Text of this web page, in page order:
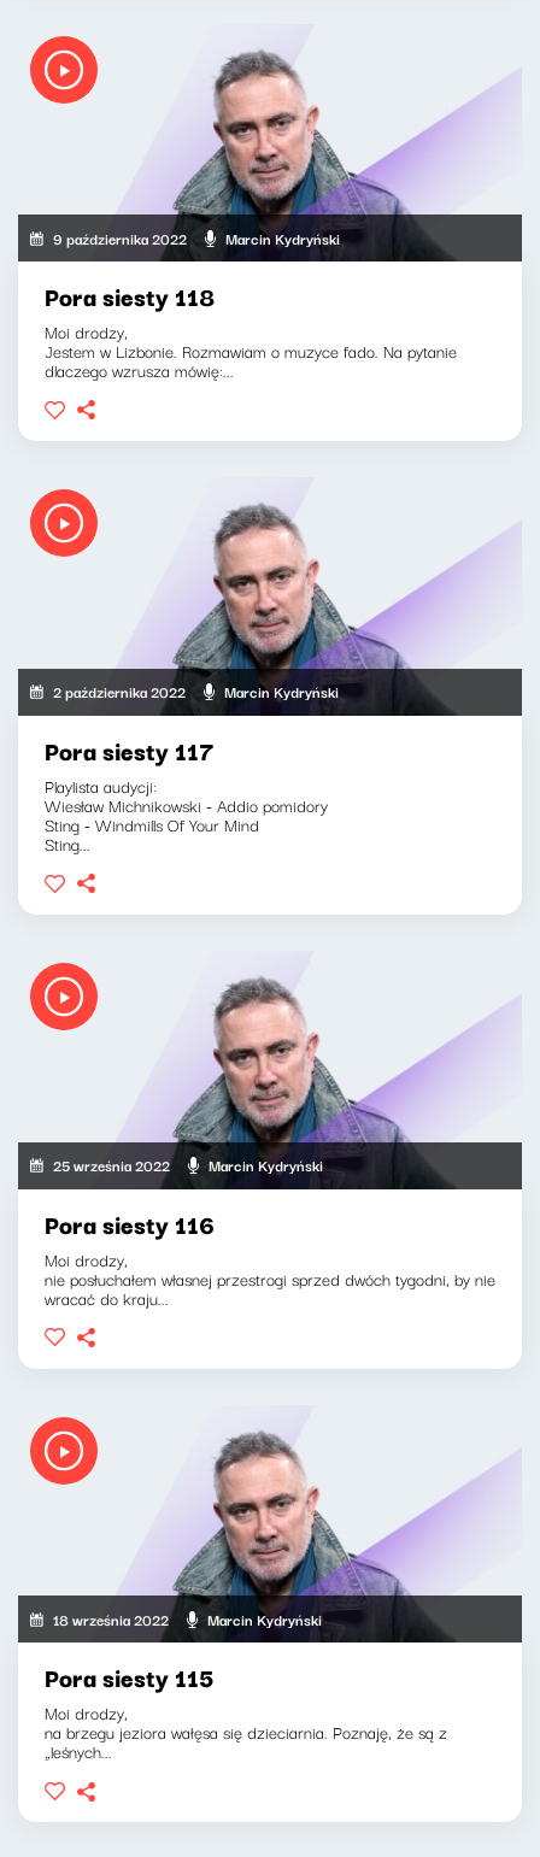
9 października 2022 Marcin Kydryński
Pora siesty 118
Moi drodzy,
Jestem w Lizbonie. Rozmawiam o muzyce fado. Na pytanie
dlaczego wzrusza mówię:...
2 października 2022 Marcin Kydryński
Pora siesty 117
Playlista audycji:
Wiesław Michnikowski - Addio pomidory
Sting - Windmills Of Your Mind
Sting...
25 września 2022 Marcin Kydryński
Pora siesty 116
Moi drodzy,
nie posłuchałem własnej przestrogi sprzed dwóch tygodni, by nie
wracać do kraju...
18 września 2022 Marcin Kydryński
Pora siesty 115
Moi drodzy,
na brzegu jeziora wałęsa się dzieciarnia. Poznaję, że są z
„leśnych...